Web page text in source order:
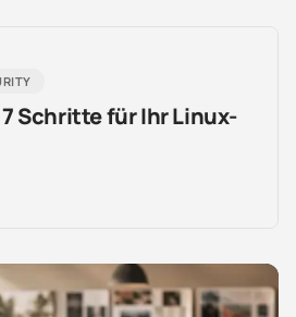
Schritte für Ihr Linux-